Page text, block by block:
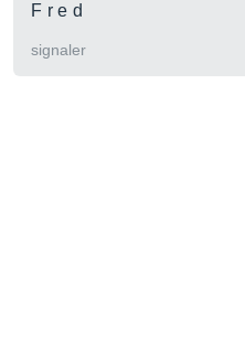
F r e d
signaler